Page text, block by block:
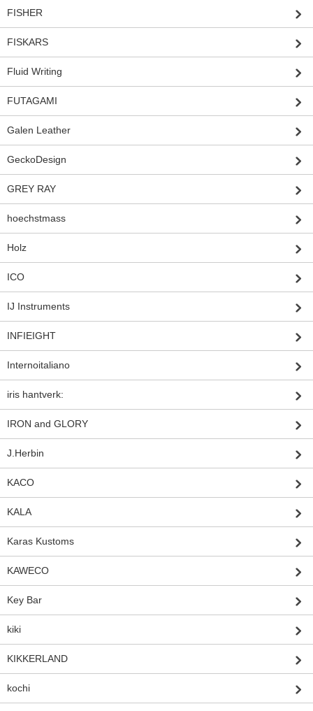
FISHER
FISKARS
Fluid Writing
FUTAGAMI
Galen Leather
GeckoDesign
GREY RAY
hoechstmass
Holz
ICO
IJ Instruments
INFIEIGHT
Internoitaliano
iris hantverk:
IRON and GLORY
J.Herbin
KACO
KALA
Karas Kustoms
KAWECO
Key Bar
kiki
KIKKERLAND
kochi